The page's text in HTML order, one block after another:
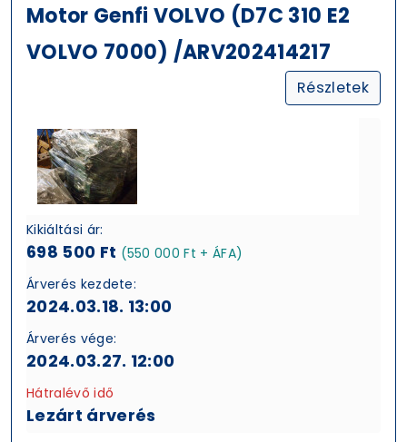
Motor Genfi VOLVO (D7C 310 E2
VOLVO 7000) /ARV202414217
Részletek
Kikiáltási ár:
698 500 Ft (550 000 Ft + ÁFA)
Árverés kezdete:
2024.03.18. 13:00
Árverés vége:
2024.03.27. 12:00
Hátralévő idő
Lezárt árverés